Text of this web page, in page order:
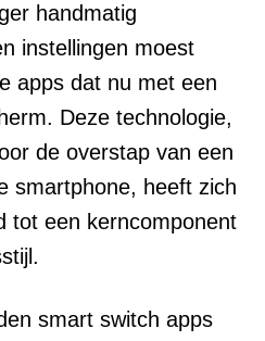
handmatig
instellingen moest
apps dat nu met een
Deze technologie,
de overstap van een
smartphone, heeft zich
tot een kerncomponent
smart switch apps